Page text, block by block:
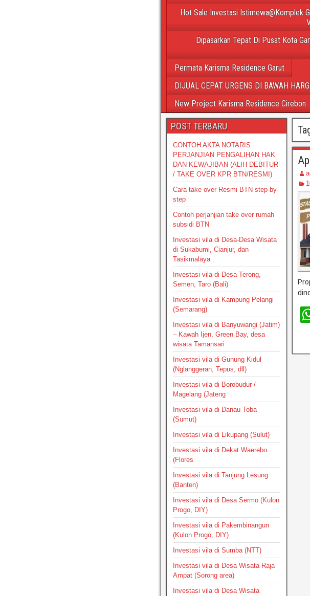
Hot Sale Investasi Istimewa@Komplek
Dipasarkan Tepat Di Pusat Kota
Permata Karisma Residence Garut
DIJUAL CEPAT URGENS DI BAWAH
New Project Karisma Residence Cirebon
POST TERBARU
CONTOH AKTA NOTARIS
PERJANJIAN PENGALIHAN HAK
DAN KEWAJIBAN (ALIH DEBITUR
/ TAKE OVER KPR BTN/RESMI)
Cara take over Resmi BTN step-by-
step
Contoh perjanjian take over rumah
subsidi BTN
Investasi vila di Desa-Desa Wisata
di Sukabumi, Cianjur, dan
Tasikmalaya
Investasi vila di Desa Terong,
Semen, Taro (Bali)
Investasi vila di Kampung Pelangi
(Semarang)
Investasi vila di Banyuwangi (Jatim)
– Kawah Ijen, Green Bay, desa
wisata Tamansari
Investasi vila di Gunung Kidul
(Nglanggeran, Tepus, dll)
Investasi vila di Borobudur /
Magelang (Jateng
Investasi vila di Danau Toba
(Sumut)
Investasi vila di Likupang (Sulut)
Investasi vila di Dekat Waerebo
(Flores
Investasi vila di Tanjung Lesung
(Banten)
Investasi vila di Desa Sermo (Kulon
Progo, DIY)
Investasi vila di Pakembinangun
(Kulon Progo, DIY)
Investasi vila di Sumba (NTT)
Investasi vila di Desa Wisata Raja
Ampat (Sorong area)
Investasi vila di Desa Wisata